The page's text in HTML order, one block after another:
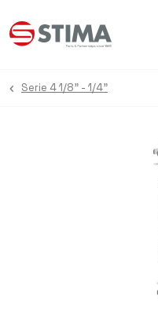
Serie 4 1/8" - 1/4"